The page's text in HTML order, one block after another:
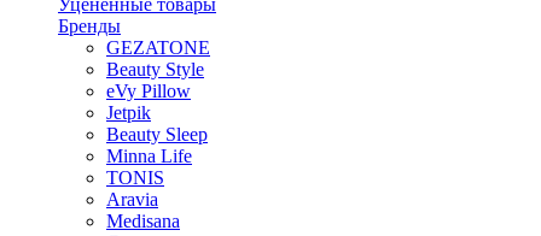
Уцененные товары
Бренды
GEZATONE
Beauty Style
eVy Pillow
Jetpik
Beauty Sleep
Minna Life
TONIS
Aravia
Medisana